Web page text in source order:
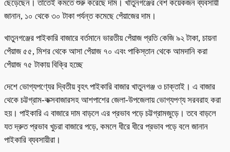
ছেড়েছেন। তাতেই কমতে শুরু করেছে দাম। খাতুনগঞ্জের বেশ কয়েকজন ব্যবসায়ী
জানান, ১০ থেকে ৩০ টাকা পর্যন্ত কমেছে পেঁয়াজের দাম।
খাতুনগঞ্জের পাইকারি বাজারে বর্তমানে ভারতীয় পেঁয়াজ প্রতি কেজি ৯২ টাকা, চায়না
পেঁয়াজ ৫৫, মিশর থেকে আসা পেঁয়াজ ৭০ এবং পাকিস্তান থেকে আমদানি করা
পেঁয়াজ ৭৫ টাকায় বিক্রি হচ্ছে
দেশে ভোগ্যপণ্যের দ্বিতীয় বৃহৎ পাইকারি বাজার খাতুনগঞ্জ ও চাক্তাই। এ বাজার
থেকে চট্টগ্রাম-কক্সবাজারসহ আশপাশের জেলা-উপজেলায় ভোগ্যপণ্য সরবরাহ করা
হয়। পাইকারি এ বাজারে দাম বাড়লে এর প্রভাব পড়ে চট্টগ্রামজুড়ে। তবে বাড়লে
যত দ্রুত প্রভাব খুচরা বাজারে পড়ে, কমলে ধীরে ধীরে প্রভাব পড়ে বলে জানান
পাইকারি ব্যবসায়ীরা।